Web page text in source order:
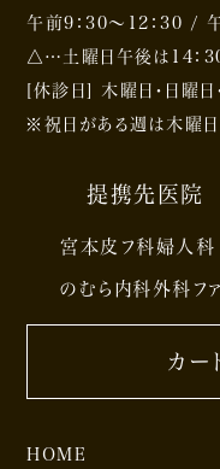
午前9：30～12：30 /
△…土曜日午後は14：
[休診日] 木曜日・日曜日
※祝日がある週は木曜日
提携先医院
宮本皮フ科婦人科
のむら内科外科フ
カー
HOME